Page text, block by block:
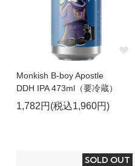
Monkish B-boy Apostle
DDH IPA 473ml（要冷蔵）
1,782円(税込1,960円)
SOLD OUT